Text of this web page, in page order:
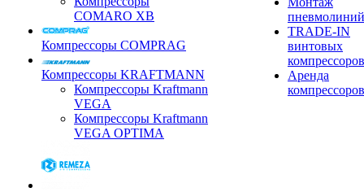
COMARO XB
Компрессоры COMPRAG
Компрессоры KRAFTMANN
Компрессоры Kraftmann
VEGA
Компрессоры Kraftmann
VEGA OPTIMA
пневмолиний
TRADE-IN
винтовых
компрессоров
Аренда
компрессоров